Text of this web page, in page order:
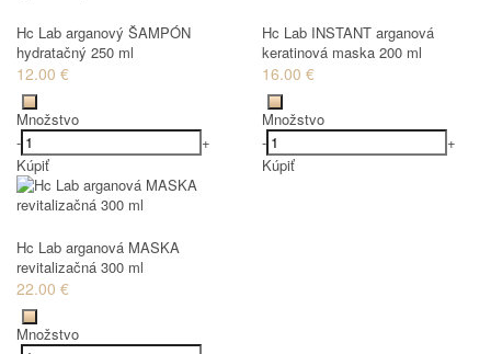
Hc Lab arganový ŠAMPÓN
hydratačný 250 ml
12.00 €
Množstvo
-
+
Kúpiť
Hc Lab INSTANT arganová
keratinová maska 200 ml
16.00 €
Množstvo
-
+
Kúpiť
Hc Lab arganová MASKA
revitalizačná 300 ml
22.00 €
Množstvo